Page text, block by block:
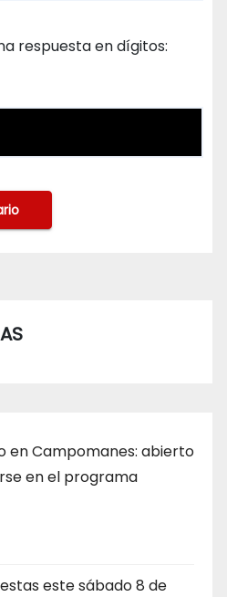
respuesta en dígitos:
en Campomanes: abierto
en el programa
este sábado 8 de